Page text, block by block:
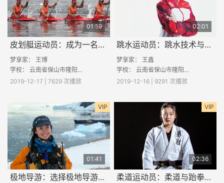
01:59
皮划艇运动员：成为一名皮划艇运动员的感受
梦享家： 王博
学校： 云南省保山市隆阳区汶上中学
2019-12-17 | 7629 次播放
02:01
跳水运动员：跳水技术与器材
梦享家： 王鑫
学校： 云南省保山市隆阳区河图中学
2019-12-16 | 9291 次播放
VIP
01:41
极地导游：选择极地导游这一职业的快乐之处
VIP
02:36
柔道运动员：柔道与跆拳道的区别